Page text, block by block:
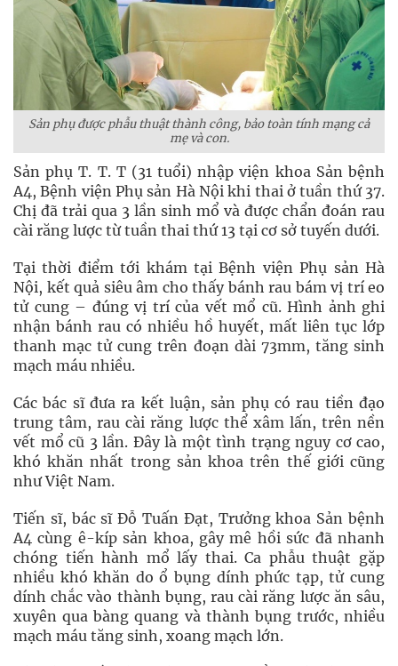
Sản phụ được phẫu thuật thành công, bảo toàn tính mạng cả
mẹ và con.
Sản phụ T. T. T (31 tuổi) nhập viện khoa Sản bệnh
A4, Bệnh viện Phụ sản Hà Nội khi thai ở tuần thứ 37.
Chị đã trải qua 3 lần sinh mổ và được chẩn đoán rau
cài răng lược từ tuần thai thứ 13 tại cơ sở tuyến dưới.
Tại thời điểm tới khám tại Bệnh viện Phụ sản Hà
Nội, kết quả siêu âm cho thấy bánh rau bám vị trí eo
tử cung – đúng vị trí của vết mổ cũ. Hình ảnh ghi
nhận bánh rau có nhiều hồ huyết, mất liên tục lớp
thanh mạc tử cung trên đoạn dài 73mm, tăng sinh
mạch máu nhiều.
Các bác sĩ đưa ra kết luận, sản phụ có rau tiền đạo
trung tâm, rau cài răng lược thể xâm lấn, trên nền
vết mổ cũ 3 lần. Đây là một tình trạng nguy cơ cao,
khó khăn nhất trong sản khoa trên thế giới cũng
như Việt Nam.
Tiến sĩ, bác sĩ Đỗ Tuấn Đạt, Trưởng khoa Sản bệnh
A4 cùng ê-kíp sản khoa, gây mê hồi sức đã nhanh
chóng tiến hành mổ lấy thai. Ca phẫu thuật gặp
nhiều khó khăn do ổ bụng dính phức tạp, tử cung
dính chắc vào thành bụng, rau cài răng lược ăn sâu,
xuyên qua bàng quang và thành bụng trước, nhiều
mạch máu tăng sinh, xoang mạch lớn.